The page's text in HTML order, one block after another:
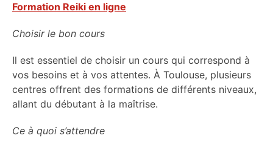
Formation Reiki en ligne
Choisir le bon cours
Il est essentiel de choisir un cours qui correspond à
vos besoins et à vos attentes. À Toulouse, plusieurs
centres offrent des formations de différents niveaux,
allant du débutant à la maîtrise.
Ce à quoi s’attendre